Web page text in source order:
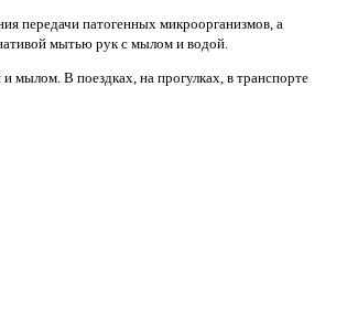
передачи патогенных микроорганизмов, а
мытью рук с мылом и водой.
мылом. В поездках, на прогулках, в транспорте